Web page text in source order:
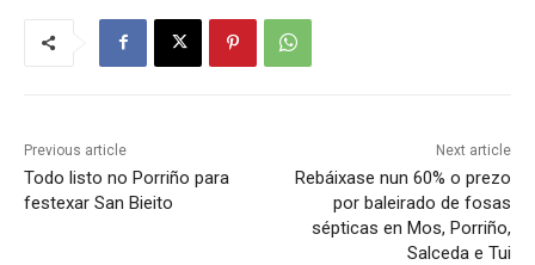
Previous article
Todo listo no Porriño para
festexar San Bieito
Next article
Rebáixase nun 60% o prezo
por baleirado de fosas
sépticas en Mos, Porriño,
Salceda e Tui